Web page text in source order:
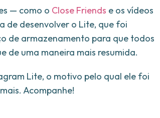
— como o Close Friends e os vídeos
de desenvolver o Lite, que foi
de armazenamento para que todos
de uma maneira mais resumida.
Lite, o motivo pelo qual ele foi
Acompanhe!